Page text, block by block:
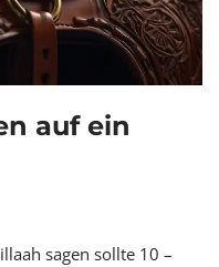
auf ein
sagen sollte 10 –